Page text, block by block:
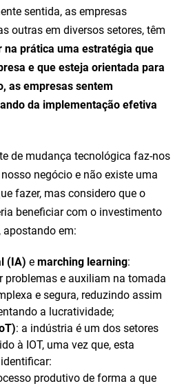
sentida, as empresas
outras em diversos setores, têm
prática uma estratégia que
e que esteja orientada para
as empresas sentem
da implementação efetiva
de mudança tecnológica faz-nos
negócio e não existe uma
fazer, mas considero que o
beneficiar com o investimento
apostando em:
(IA) e marching learning:
problemas e auxiliam na tomada
e segura, reduzindo assim
a lucratividade;
: a indústria é um dos setores
à IOT, uma vez que, esta
produtivo de forma a que